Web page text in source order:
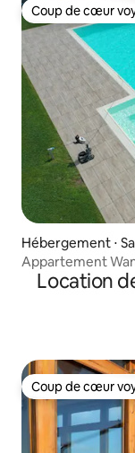
Coup de cœur
Coup de cœur
Hébergement ⋅
Appartement
Location
Coup de cœur
Coup de cœur